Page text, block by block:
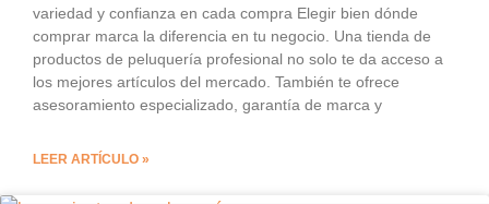
variedad y confianza en cada compra Elegir bien dónde
comprar marca la diferencia en tu negocio. Una tienda de
productos de peluquería profesional no solo te da acceso a
los mejores artículos del mercado. También te ofrece
asesoramiento especializado, garantía de marca y
LEER ARTÍCULO »